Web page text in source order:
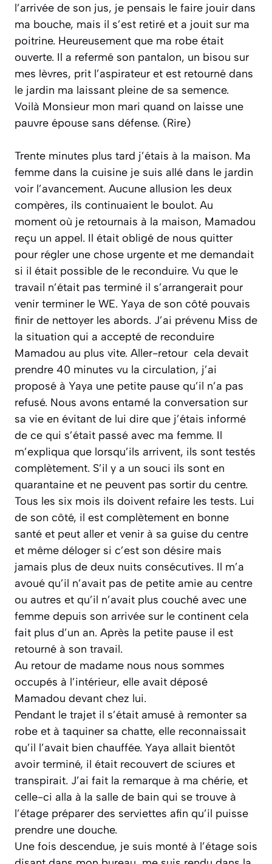
l’arrivée de son jus, je pensais le faire jouir dans
ma bouche, mais il s’est retiré et a jouit sur ma
poitrine. Heureusement que ma robe était
ouverte. Il a refermé son pantalon, un bisou sur
mes lèvres, prit l’aspirateur et est retourné dans
le jardin ma laissant pleine de sa semence.
Voilà Monsieur mon mari quand on laisse une
pauvre épouse sans défense. (Rire)
Trente minutes plus tard j’étais à la maison. Ma
femme dans la cuisine je suis allé dans le jardin
voir l’avancement. Aucune allusion les deux
compères, ils continuaient le boulot. Au
moment où je retournais à la maison, Mamadou
reçu un appel. Il était obligé de nous quitter
pour régler une chose urgente et me demandait
si il était possible de le reconduire. Vu que le
travail n’était pas terminé il s’arrangerait pour
venir terminer le WE. Yaya de son côté pouvais
finir de nettoyer les abords. J’ai prévenu Miss de
la situation qui a accepté de reconduire
Mamadou au plus vite. Aller-retour cela devait
prendre 40 minutes vu la circulation, j’ai
proposé à Yaya une petite pause qu’il n’a pas
refusé. Nous avons entamé la conversation sur
sa vie en évitant de lui dire que j’étais informé
de ce qui s’était passé avec ma femme. Il
m’expliqua que lorsqu’ils arrivent, ils sont testés
complètement. S’il y a un souci ils sont en
quarantaine et ne peuvent pas sortir du centre.
Tous les six mois ils doivent refaire les tests. Lui
de son côté, il est complètement en bonne
santé et peut aller et venir à sa guise du centre
et même déloger si c’est son désire mais
jamais plus de deux nuits consécutives. Il m’a
avoué qu’il n’avait pas de petite amie au centre
ou autres et qu’il n’avait plus couché avec une
femme depuis son arrivée sur le continent cela
fait plus d’un an. Après la petite pause il est
retourné à son travail.
Au retour de madame nous nous sommes
occupés à l’intérieur, elle avait déposé
Mamadou devant chez lui.
Pendant le trajet il s’était amusé à remonter sa
robe et à taquiner sa chatte, elle reconnaissait
qu’il l’avait bien chauffée. Yaya allait bientôt
avoir terminé, il était recouvert de sciures et
transpirait. J’ai fait la remarque à ma chérie, et
celle-ci alla à la salle de bain qui se trouve à
l’étage préparer des serviettes afin qu’il puisse
prendre une douche.
Une fois descendue, je suis monté à l’étage sois